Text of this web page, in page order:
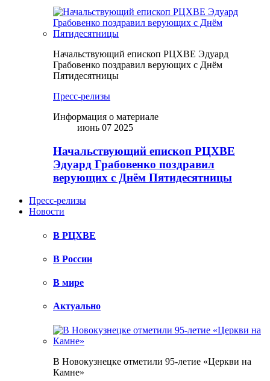
Начальствующий епископ РЦХВЕ Эдуард
Грабовенко поздравил верующих с Днём
Пятидесятницы
Пресс-релизы
Информация о материале
июнь 07 2025
Начальствующий епископ РЦХВЕ
Эдуард Грабовенко поздравил
верующих с Днём Пятидесятницы
Пресс-релизы
Новости
В РЦХВЕ
В России
В мире
Актуально
В Новокузнецке отметили 95-летие «Церкви на
Камне»